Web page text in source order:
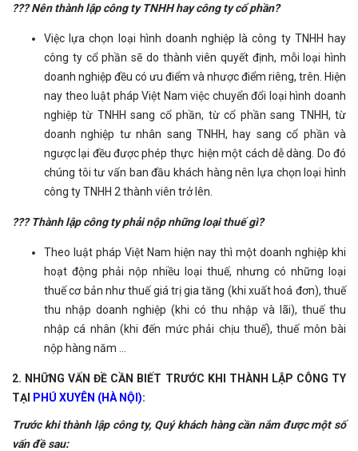
??? Nên thành lập công ty TNHH hay công ty cổ phần?
Việc lựa chọn loại hình doanh nghiệp là công ty TNHH hay
công ty cổ phần sẽ do thành viên quyết định, mỗi loại hình
doanh nghiệp đều có ưu điểm và nhược điểm riêng, trên. Hiện
nay theo luật pháp Việt Nam việc chuyển đổi loại hình doanh
nghiệp từ TNHH sang cổ phần, từ cổ phần sang TNHH, từ
doanh nghiệp tư nhân sang TNHH, hay sang cổ phần và
ngược lại đều được phép thực hiện một cách dễ dàng. Do đó
chúng tôi tư vấn ban đầu khách hàng nên lựa chọn loại hình
công ty TNHH 2 thành viên trở lên.
??? Thành lập công ty phải nộp những loại thuế gì?
Theo luật pháp Việt Nam hiện nay thì một doanh nghiệp khi
hoạt động phải nộp nhiều loại thuế, nhưng có những loại
thuế cơ bản như thuế giá trị gia tăng (khi xuất hoá đơn), thuế
thu nhập doanh nghiệp (khi có thu nhập và lãi), thuế thu
nhập cá nhân (khi đến mức phải chịu thuế), thuế môn bài
nộp hàng năm ...
2. NHỮNG VẤN ĐỀ CẦN BIẾT TRƯỚC KHI THÀNH LẬP CÔNG TY
TẠI
PHÚ XUYÊN (HÀ NỘI):
Trước khi thành lập công ty, Quý khách hàng cần nắm được một số
vấn đề sau: